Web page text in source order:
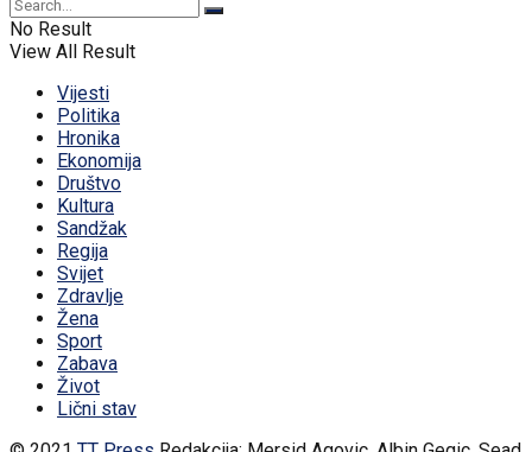
No Result
View All Result
Vijesti
Politika
Hronika
Ekonomija
Društvo
Kultura
Sandžak
Regija
Svijet
Zdravlje
Žena
Sport
Zabava
Život
Lični stav